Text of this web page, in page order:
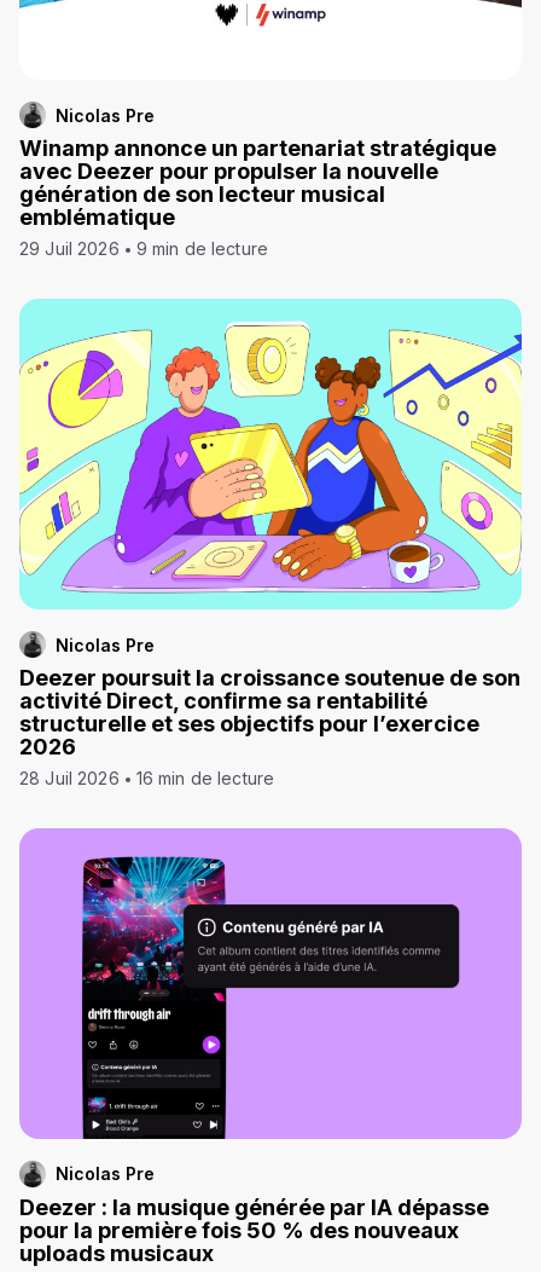
Nicolas Pre
Winamp annonce un partenariat stratégique
avec Deezer pour propulser la nouvelle
génération de son lecteur musical
emblématique
29 Juil 2026 9 min de lecture
Nicolas Pre
Deezer poursuit la croissance soutenue de son
activité Direct, confirme sa rentabilité
structurelle et ses objectifs pour l’exercice
2026
28 Juil 2026 16 min de lecture
Nicolas Pre
Deezer : la musique générée par IA dépasse
pour la première fois 50 % des nouveaux
uploads musicaux